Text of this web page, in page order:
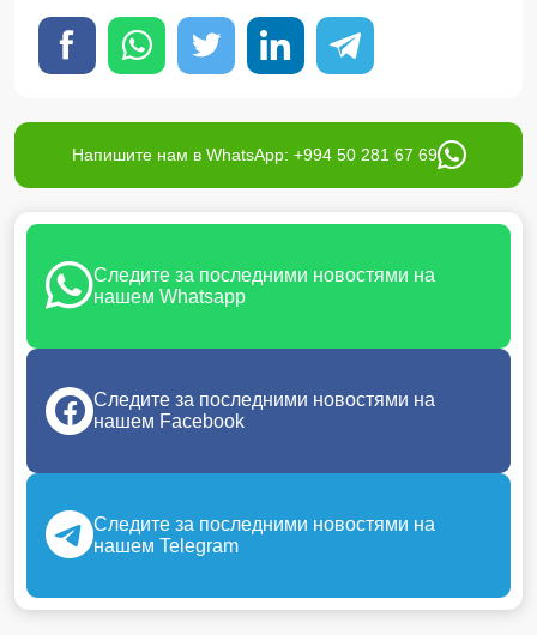
Напишите нам в WhatsApp: +994 50 281 67 69
Следите за последними новостями на
нашем Whatsapp
Следите за последними новостями на
нашем Facebook
Следите за последними новостями на
нашем Telegram